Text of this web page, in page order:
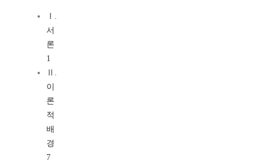
Ⅰ.
서
론
1
Ⅱ.
이
론
적
배
경
7